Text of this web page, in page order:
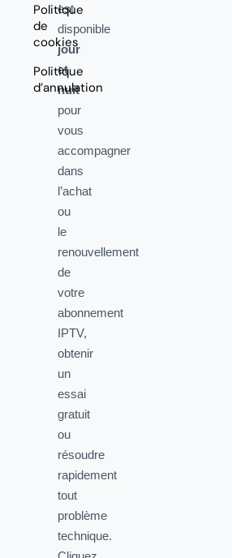
Politique
de
cookies
Politique
d’annulation
est
disponible
jour
et
nuit
pour
vous
accompagner
dans
l’achat
ou
le
renouvellement
de
votre
abonnement
IPTV,
obtenir
un
essai
gratuit
ou
résoudre
rapidement
tout
problème
technique.